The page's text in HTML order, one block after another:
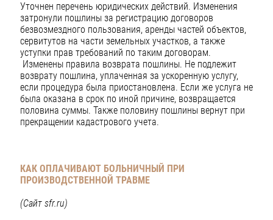
Уточнен перечень юридических действий. Изменения
затронули пошлины за регистрацию договоров
безвозмездного пользования, аренды частей объектов,
сервитутов на части земельных участков, а также
уступки прав требований по таким договорам.
Изменены правила возврата пошлины. Не подлежит
возврату пошлина, уплаченная за ускоренную услугу,
если процедура была приостановлена. Если же услуга не
была оказана в срок по иной причине, возвращается
половина суммы. Также половину пошлины вернут при
прекращении кадастрового учета.
КАК ОПЛАЧИВАЮТ БОЛЬНИЧНЫЙ ПРИ
ПРОИЗВОДСТВЕННОЙ ТРАВМЕ
(Сайт sfr.ru)